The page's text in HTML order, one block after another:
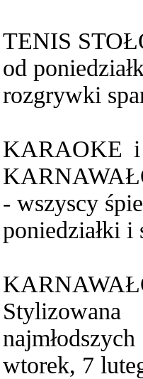
TENIS
od
rozgrywki
KARAOKE
- wszyscy
poniedziałki i
najmłodszych
wtorek, 7